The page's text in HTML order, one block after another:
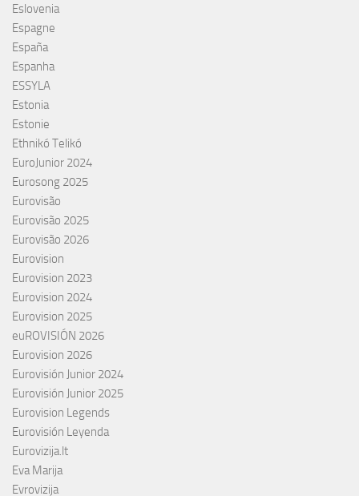
Eslovenia
Espagne
España
Espanha
ESSYLA
Estonia
Estonie
Ethnikó Telikó
EuroJunior 2024
Eurosong 2025
Eurovisão
Eurovisão 2025
Eurovisão 2026
Eurovision
Eurovision 2023
Eurovision 2024
Eurovision 2025
euROVISIÓN 2026
Eurovision 2026
Eurovisión Junior 2024
Eurovisión Junior 2025
Eurovision Legends
Eurovisión Leyenda
Eurovizija.lt
Eva Marija
Evrovizija